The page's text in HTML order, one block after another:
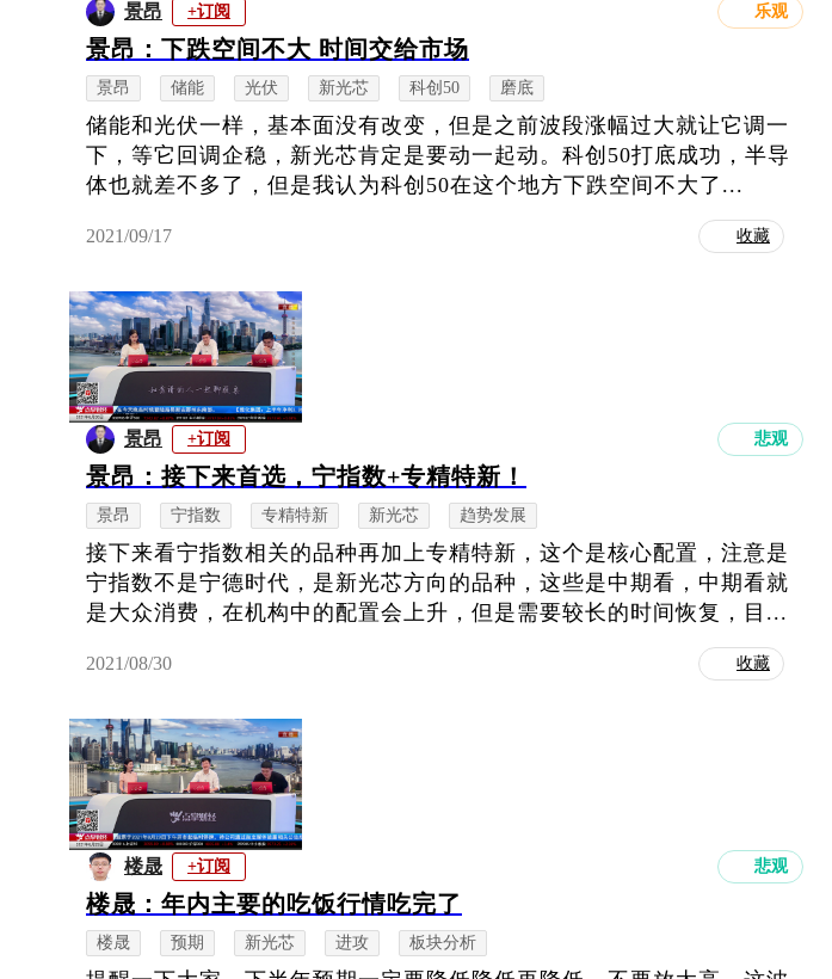
景昂 +订阅 乐观
景昂：下跌空间不大 时间交给市场
景昂 储能 光伏 新光芯 科创50 磨底
储能和光伏一样，基本面没有改变，但是之前波段涨幅过大就让它调一
下，等它回调企稳，新光芯肯定是要动一起动。科创50打底成功，半导
体也就差不多了，但是我认为科创50在这个地方下跌空间不大了...
2021/09/17 收藏
景昂 +订阅 悲观
景昂：接下来首选，宁指数+专精特新！
景昂 宁指数 专精特新 新光芯 趋势发展
接下来看宁指数相关的品种再加上专精特新，这个是核心配置，注意是
宁指数不是宁德时代，是新光芯方向的品种，这些是中期看，中期看就
是大众消费，在机构中的配置会上升，但是需要较长的时间恢复，目...
2021/08/30 收藏
楼晟 +订阅 悲观
楼晟：年内主要的吃饭行情吃完了
楼晟 预期 新光芯 进攻 板块分析